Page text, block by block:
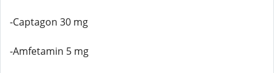
-Captagon 30 mg
-Amfetamin 5 mg